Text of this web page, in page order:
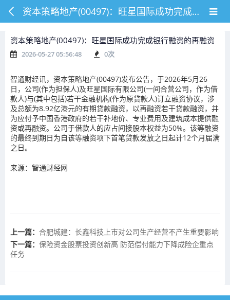
资本策略地产(00497)：旺星国际成功完成银行融资的再融资
资本策略地产(00497)：旺星国际成功完成银行融资的再融资
2026-05-27 05:56:48 0次
智通财经讯，资本策略地产(00497)发布公告，于2026年5月26
日，公司(作为担保人)及旺星国际有限公司(一间合营公司，作为借
款人)与(其中包括)若干金融机构(作为原贷款人)订立融资协议，涉
及总额为8.92亿港元的有期贷款融资，以再融资若干贷款融资，并
为应付予中国香港政府的若干补地价、专业费用及建筑成本提供融
资或再融资。公司于借款人的应占间接股本权益为50%。该等融资
的最终到期日为自该等融资项下首笔贷款发放之日起计12个月届满
之日。
来源：智通财经网
上一篇： 合肥城建：长鑫科技上市对公司生产经营不产生重要影响
下一篇： 保险资金股票投资创新高 防范偿付能力下降成险企重点
任务